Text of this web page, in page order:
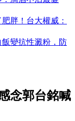
胖！台大權威：
變抗性澱粉，防
念郭台銘喊